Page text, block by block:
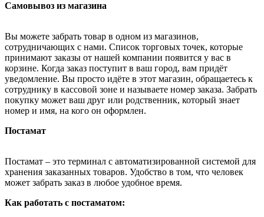
Самовывоз из магазина
Вы можете забрать товар в одном из магазинов,
сотрудничающих с нами. Список торговых точек, которые
принимают заказы от нашей компании появится у вас в
корзине. Когда заказ поступит в ваш город, вам придёт
уведомление. Вы просто идёте в этот магазин, обращаетесь к
сотруднику в кассовой зоне и называете номер заказа. Забрать
покупку может ваш друг или родственник, который знает
номер и имя, на кого он оформлен.
Постамат
Постамат – это терминал с автоматизированной системой для
хранения заказанных товаров. Удобство в том, что человек
может забрать заказ в любое удобное время.
Как работать с постаматом: